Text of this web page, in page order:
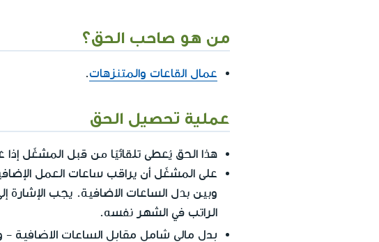
من هو صاحب الحق؟
عمال القاعات والمتنزهات.
عملية تحصيل الحق
هذا الحق يُعطى تلقائيًا من قبل المشغّل
على المشغّل أن يراقب ساعات العمل
وبين بدل الساعات الاضافية. يجب الإشارة
الراتب في الشهر نفسه.
بدل مالي شامل مقابل الساعات الاضافية -